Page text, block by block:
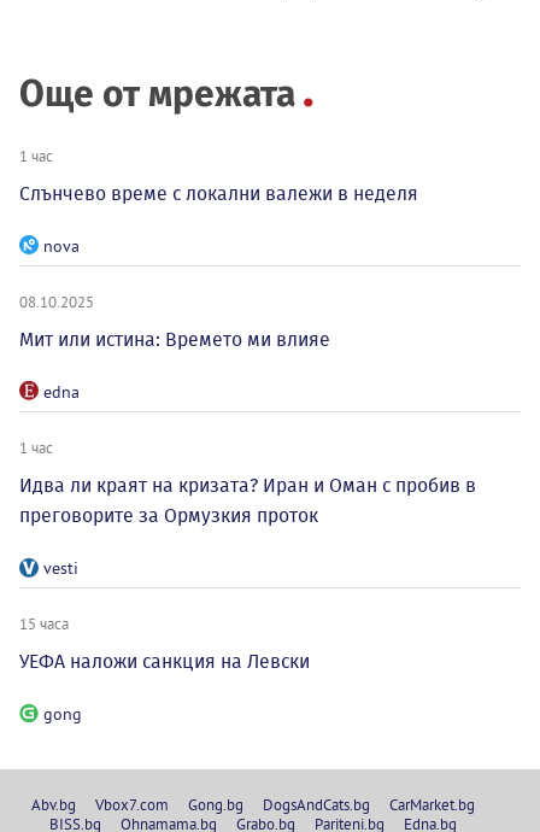
Още от мрежата
1 час
Слънчево време с локални валежи в неделя
nova
08.10.2025
Мит или истина: Времето ми влияе
edna
1 час
Идва ли краят на кризата? Иран и Оман с пробив в
преговорите за Ормузкия проток
vesti
15 часа
УЕФА наложи санкция на Левски
gong
Abv.bg Vbox7.com Gong.bg DogsAndCats.bg
CarMarket.bg
BISS.bg
Ohnamama.bg Grabo.bg Pariteni.bg Edna.bg